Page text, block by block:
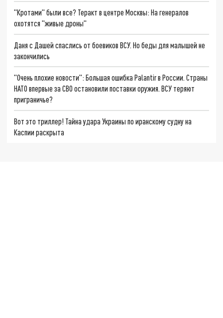
"Кротами" были все? Теракт в центре Москвы: На генералов
охотятся "живые дроны"
Даня с Дашей спаслись от боевиков ВСУ. Но беды для малышей не
закончились
"Очень плохие новости": Большая ошибка Palantir в России. Страны
НАТО впервые за СВО остановили поставки оружия. ВСУ теряют
приграничье?
Вот это триллер! Тайна удара Украины по иранскому судну на
Каспии раскрыта